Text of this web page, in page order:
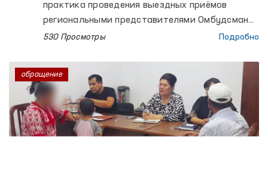
практика проведения выездных приёмов
региональными представителями Омбудсмана.
При этом махалли, в которых организуются
граждан.
530 Просмотры Подробно
обращение